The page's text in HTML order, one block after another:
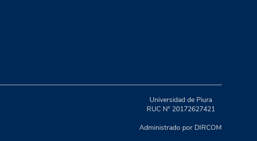
Universidad de Piura
RUC N° 20172627421
Administrado por DIRCOM